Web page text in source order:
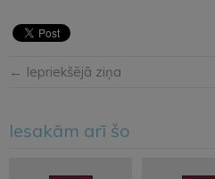
← Iepriekšējā ziņa
Iesakām arī šo